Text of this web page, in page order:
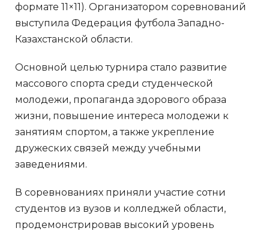
формате 11×11). Организатором соревнований
выступила Федерация футбола Западно-
Казахстанской области.
Основной целью турнира стало развитие
массового спорта среди студенческой
молодежи, пропаганда здорового образа
жизни, повышение интереса молодежи к
занятиям спортом, а также укрепление
дружеских связей между учебными
заведениями.
В соревнованиях приняли участие сотни
студентов из вузов и колледжей области,
продемонстрировав высокий уровень